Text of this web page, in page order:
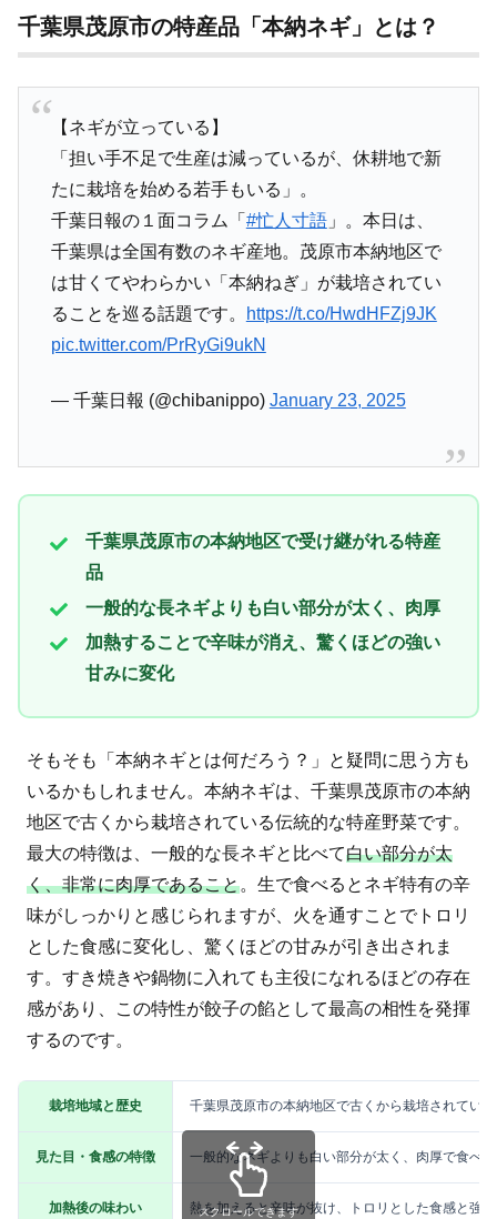
千葉県茂原市の特産品「本納ネギ」とは？
【ネギが立っている】
「担い手不足で生産は減っているが、休耕地で新
たに栽培を始める若手もいる」。
千葉日報の１面コラム「 #忙人寸語」。本日は、
千葉県は全国有数のネギ産地。茂原市本納地区で
は甘くてやわらかい「本納ねぎ」が栽培されてい
ることを巡る話題です。
https://t.co/HwdHFZj9JK
pic.twitter.com/PrRyGi9ukN
— 千葉日報 (@chibanippo) January 23, 2025
千葉県茂原市の本納地区で受け継がれる特産
品
一般的な長ネギよりも白い部分が太く、肉厚
加熱することで辛味が消え、驚くほどの強い
甘みに変化
そもそも「本納ネギとは何だろう？」と疑問に思う方も
いるかもしれません。本納ネギは、千葉県茂原市の本納
地区で古くから栽培されている伝統的な特産野菜です。
最大の特徴は、一般的な長ネギと比べて白い部分が太
く、非常に肉厚であること。生で食べるとネギ特有の辛
味がしっかりと感じられますが、火を通すことでトロリ
とした食感に変化し、驚くほどの甘みが引き出されま
す。すき焼きや鍋物に入れても主役になれるほどの存在
感があり、この特性が餃子の餡として最高の相性を発揮
するのです。
栽培地域と歴史 千葉県茂原市の本納地区で古くから栽培されてい
見た目・食感の特徴 一般的なネギよりも白い部分が太く、肉厚で食べ
加熱後の味わい 熱を加えると辛味が抜け、トロリとした食感と強
スクロールできます